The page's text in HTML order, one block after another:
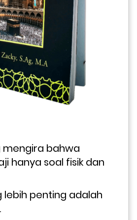
mengira bahwa
hanya soal fisik dan
lebih penting adalah